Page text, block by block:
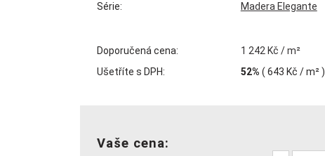
Série:
Madera Elegante
Doporučená cena:
1 242 Kč / m²
Ušetříte s DPH:
52% ( 643 Kč / m² )
Vaše cena: